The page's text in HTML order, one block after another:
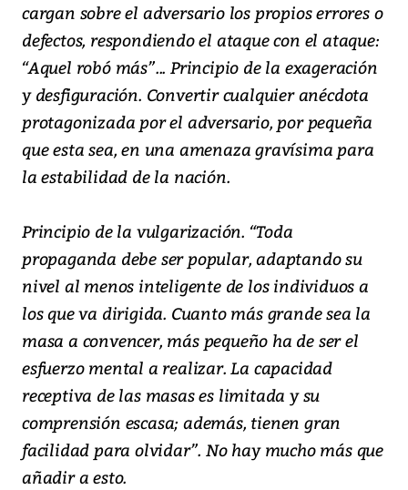
cargan sobre el adversario los propios errores o
defectos, respondiendo el ataque con el ataque:
“Aquel robó más”... Principio de la exageración
y desfiguración. Convertir cualquier anécdota
protagonizada por el adversario, por pequeña
que esta sea, en una amenaza gravísima para
la estabilidad de la nación.
Principio de la vulgarización. “Toda
propaganda debe ser popular, adaptando su
nivel al menos inteligente de los individuos a
los que va dirigida. Cuanto más grande sea la
masa a convencer, más pequeño ha de ser el
esfuerzo mental a realizar. La capacidad
receptiva de las masas es limitada y su
comprensión escasa; además, tienen gran
facilidad para olvidar”. No hay mucho más que
añadir a esto.